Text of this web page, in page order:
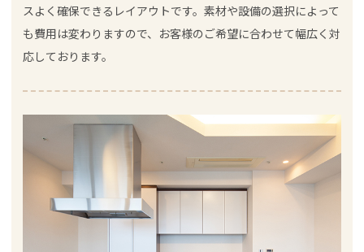
スよく確保できるレイアウトです。素材や設備の選択によって
も費用は変わりますので、お客様のご希望に合わせて幅広く対
応しております。